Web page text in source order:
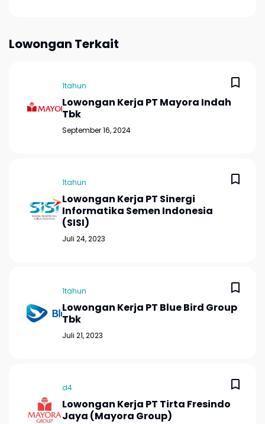
Lowongan Terkait
1tahun
Lowongan Kerja PT Mayora Indah
Tbk
September 16, 2024
1tahun
Lowongan Kerja PT Sinergi
Informatika Semen Indonesia
(SISI)
Juli 24, 2023
1tahun
Lowongan Kerja PT Blue Bird Group
Tbk
Juli 21, 2023
d4
Lowongan Kerja PT Tirta Fresindo
Jaya (Mayora Group)